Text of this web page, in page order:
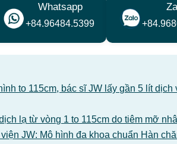
Whatsapp
+84.96484.5399
to 115cm, bác sĩ JW lấy gần 5 lít dịch
lạ từ vòng 1 to 115cm do tiêm mỡ
JW: Mô hình đa khoa chuẩn Hàn